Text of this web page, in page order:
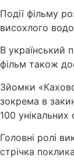
Події фільму
висохлого
В український
фільм також
Зйомки
зокрема в
100
Головні ролі
стрічка